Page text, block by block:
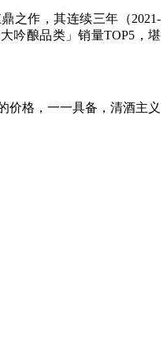
之作，其连续三年（2021-
吟酿品类」销量TOP5，堪
价格，一一具备，清酒主义